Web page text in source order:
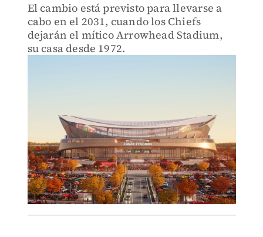
El cambio está previsto para llevarse a
cabo en el 2031, cuando los Chiefs
dejarán el mítico Arrowhead Stadium,
su casa desde 1972.